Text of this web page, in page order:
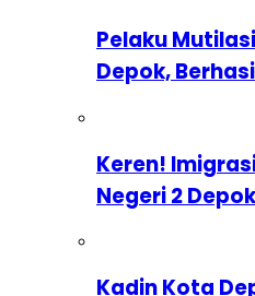
Pelaku
Depok,
Keren!
Negeri 2 Depok
Kadin Kota